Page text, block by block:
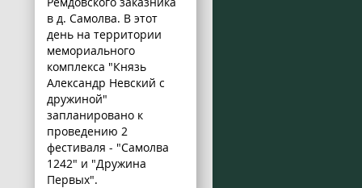
в д. Самолва. В этот
день на территории
мемориального
комплекса "Князь
Александр Невский с
дружиной"
запланировано к
проведению 2
фестиваля - "Самолва
1242" и "Дружина
Первых".